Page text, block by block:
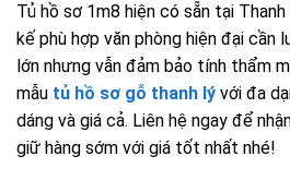
Tủ hồ sơ 1m8 hiện có sẵn tại
kế phù hợp văn phòng hiện đại
lớn nhưng vẫn đảm bảo tính thẩm
mẫu tủ hồ sơ gỗ thanh lý với đa
dáng và giá cả. Liên hệ ngay để
giữ hàng sớm với giá tốt nhất nhé!